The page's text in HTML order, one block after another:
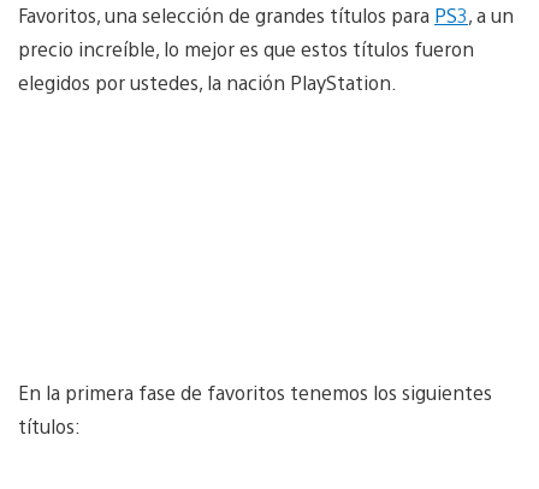
Favoritos, una selección de grandes títulos para PS3, a un
precio increíble, lo mejor es que estos títulos fueron
elegidos por ustedes, la nación PlayStation.
En la primera fase de favoritos tenemos los siguientes
títulos: